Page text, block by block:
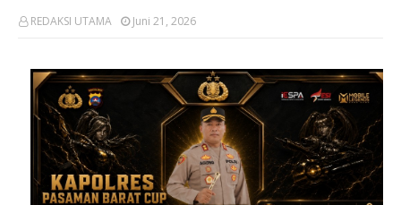
REDAKSI UTAMA Juni 21, 2026